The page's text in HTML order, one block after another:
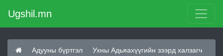
Ugshil.mn
Адууны бүртгэл
Ухны Адьяахүүгийн зээрд халзагч